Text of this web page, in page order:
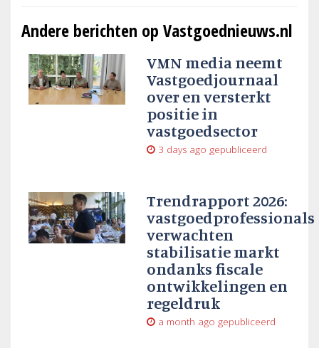
Andere berichten op Vastgoednieuws.nl
VMN media neemt
Vastgoedjournaal
over en versterkt
positie in
vastgoedsector
3 days ago gepubliceerd
Trendrapport 2026:
vastgoedprofessionals
verwachten
stabilisatie markt
ondanks fiscale
ontwikkelingen en
regeldruk
a month ago gepubliceerd